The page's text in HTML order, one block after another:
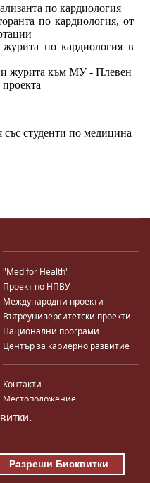
Разреши Бисквитки
"Med for Health"
Проект по НПВУ
Международни проекти
Вътреуниверситетски проекти
Национални програми
Център за кариерно развитие
Контакти
Местоположение
Карта на сайта